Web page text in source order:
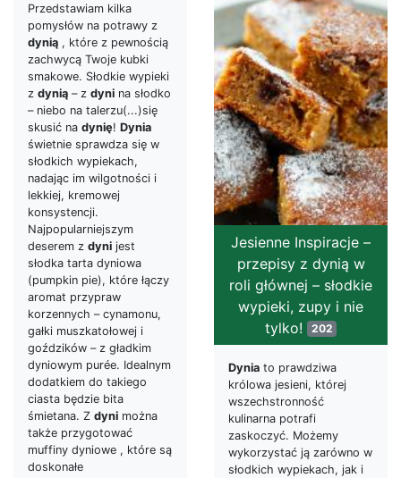
Przedstawiam kilka
pomysłów na potrawy z
dynią , które z pewnością
zachwycą Twoje kubki
smakowe. Słodkie wypieki
z dynią – z dyni na słodko
– niebo na talerzu(...)się
skusić na dynię! Dynia
świetnie sprawdza się w
słodkich wypiekach,
nadając im wilgotności i
lekkiej, kremowej
konsystencji.
Najpopularniejszym
deserem z dyni jest
słodka tarta dyniowa
(pumpkin pie), które łączy
aromat przypraw
korzennych – cynamonu,
gałki muszkatołowej i
goździków – z gładkim
dyniowym purée. Idealnym
dodatkiem do takiego
ciasta będzie bita
śmietana. Z dyni można
także przygotować
muffiny dyniowe , które są
doskonałe
Jesienne Inspiracje –
przepisy z dynią w
roli głównej – słodkie
wypieki, zupy i nie
tylko!
202
Dynia to prawdziwa
królowa jesieni, której
wszechstronność
kulinarna potrafi
zaskoczyć. Możemy
wykorzystać ją zarówno w
słodkich wypiekach, jak i